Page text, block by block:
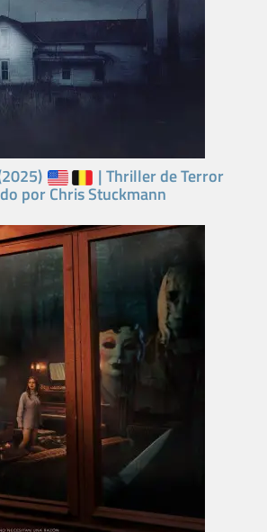
| Thriller de Terror
por Chris Stuckmann